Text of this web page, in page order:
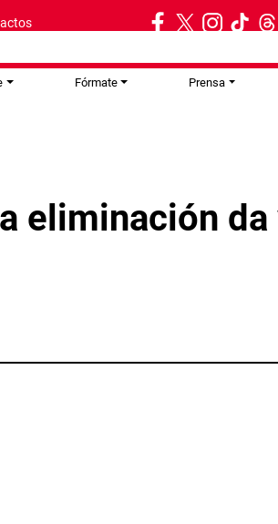
Fórmate Prensa
eliminación